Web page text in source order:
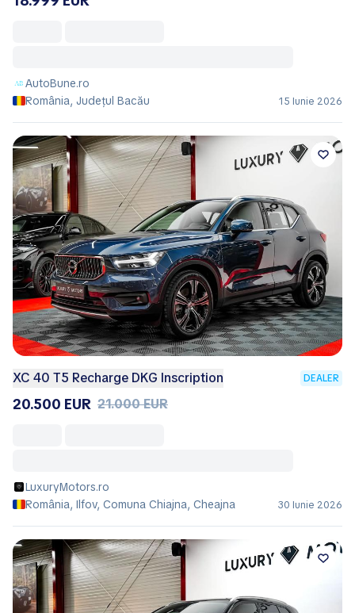
AutoBune.ro
România, Județul Bacău
15 Iunie 2026
XC 40 T5 Recharge DKG Inscription DEALER
20.500 EUR 21.000 EUR
LuxuryMotors.ro
România, Ilfov, Comuna Chiajna, Cheajna
30 Iunie 2026